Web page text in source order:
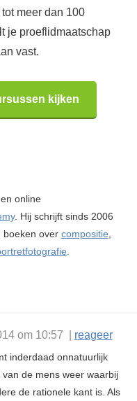
meer dan 100
je proeflidmaatschap
vast.
kijken
online
. Hij schrijft sinds 2006
boeken over compositie,
.
om 10:57 | reageer
inderdaad onnatuurlijk
de mens weer waarbij
de rationele kant is. Als